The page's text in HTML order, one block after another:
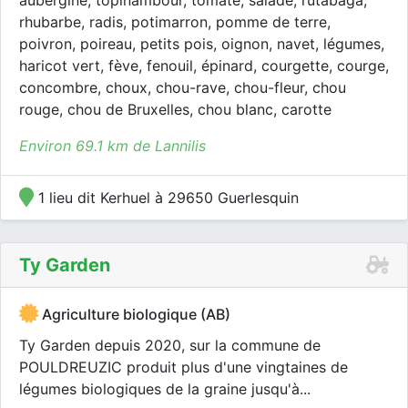
rhubarbe, radis, potimarron, pomme de terre,
poivron, poireau, petits pois, oignon, navet, légumes,
haricot vert, fève, fenouil, épinard, courgette, courge,
concombre, choux, chou-rave, chou-fleur, chou
rouge, chou de Bruxelles, chou blanc, carotte
Environ 69.1 km de Lannilis
1 lieu dit Kerhuel à 29650 Guerlesquin
Ty Garden
Agriculture biologique (AB)
Ty Garden depuis 2020, sur la commune de
POULDREUZIC produit plus d'une vingtaines de
légumes biologiques de la graine jusqu'à...